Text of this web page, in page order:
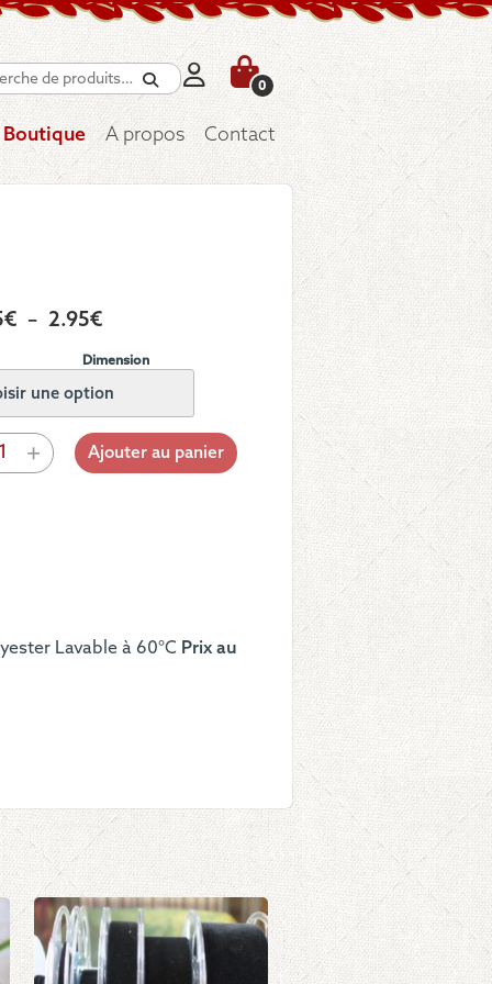
Recherche
0
Boutique A propos Contact
€ – 2.95€Plage
prix :
à
2.95€
Dimension
+ Ajouter au panier
Lavable à 60°C Prix au